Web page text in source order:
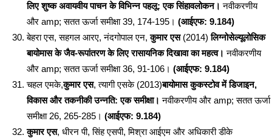
लिए शुष्क अवायवीय पाचन के विभिन्न पहलू: एक सिंहावलोकन। नवीकरणीय
और amp; सतत ऊर्जा समीक्षा 39, 174-195। (आईएफ: 9.184)
बेहरा एस, सहगल आरए, नंदगोपाल एन,कुमार एस (2014)लिग्नोसेल्यूलोसिक
बायोमास के जैव-रूपांतरण के लिए रासायनिक दिखावा का महत्व।नवीकरणीय
और amp; सतत ऊर्जा समीक्षा 36, 91-106। (आईएफ: 9.184)
चहल एमके,कुमार एस, त्यागी एसके (2013)बायोमास कुकस्टोव में डिजाइन,
विकास और तकनीकी उन्नति: एक समीक्षा। नवीकरणीय और amp; सतत ऊर्जा
समीक्षा 26, 265-285। (आईएफ: 9.184)
कुमार एस, धीरन पी, सिंह एसपी, मिश्रा आईएम और अधिकारी डीके